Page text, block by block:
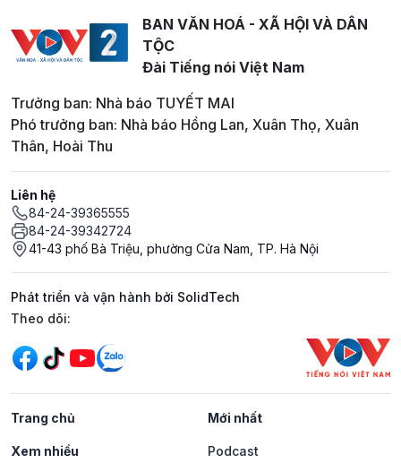
BAN VĂN HOÁ - XÃ HỘI VÀ DÂN
TỘC
Đài Tiếng nói Việt Nam
Trưởng ban: Nhà báo TUYẾT MAI
Phó trưởng ban: Nhà báo Hồng Lan, Xuân Thọ, Xuân
Thân, Hoài Thu
Liên hệ
84-24-39365555
84-24-39342724
41-43 phố Bà Triệu, phường Cửa Nam, TP. Hà Nội
Phát triển và vận hành bởi SolidTech
Mạng xã hội
Theo dõi:
Trang chủ Mới nhất
Xem nhiều Podcast